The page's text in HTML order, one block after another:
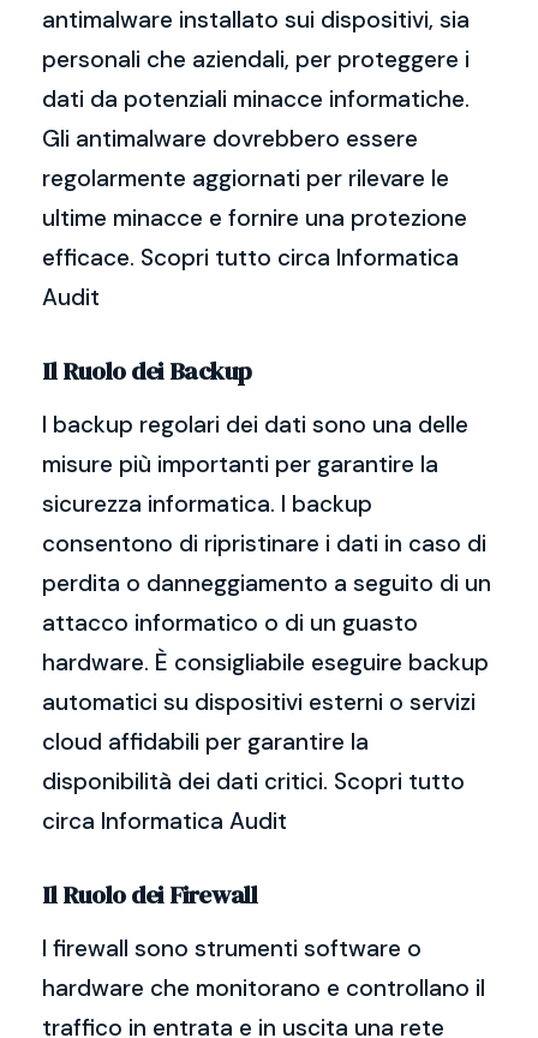
antimalware installato sui dispositivi, sia
personali che aziendali, per proteggere i
dati da potenziali minacce informatiche.
Gli antimalware dovrebbero essere
regolarmente aggiornati per rilevare le
ultime minacce e fornire una protezione
efficace. Scopri tutto circa Informatica
Audit
Il Ruolo dei Backup
I backup regolari dei dati sono una delle
misure più importanti per garantire la
sicurezza informatica. I backup
consentono di ripristinare i dati in caso di
perdita o danneggiamento a seguito di un
attacco informatico o di un guasto
hardware. È consigliabile eseguire backup
automatici su dispositivi esterni o servizi
cloud affidabili per garantire la
disponibilità dei dati critici. Scopri tutto
circa Informatica Audit
Il Ruolo dei Firewall
I firewall sono strumenti software o
hardware che monitorano e controllano il
traffico in entrata e in uscita una rete